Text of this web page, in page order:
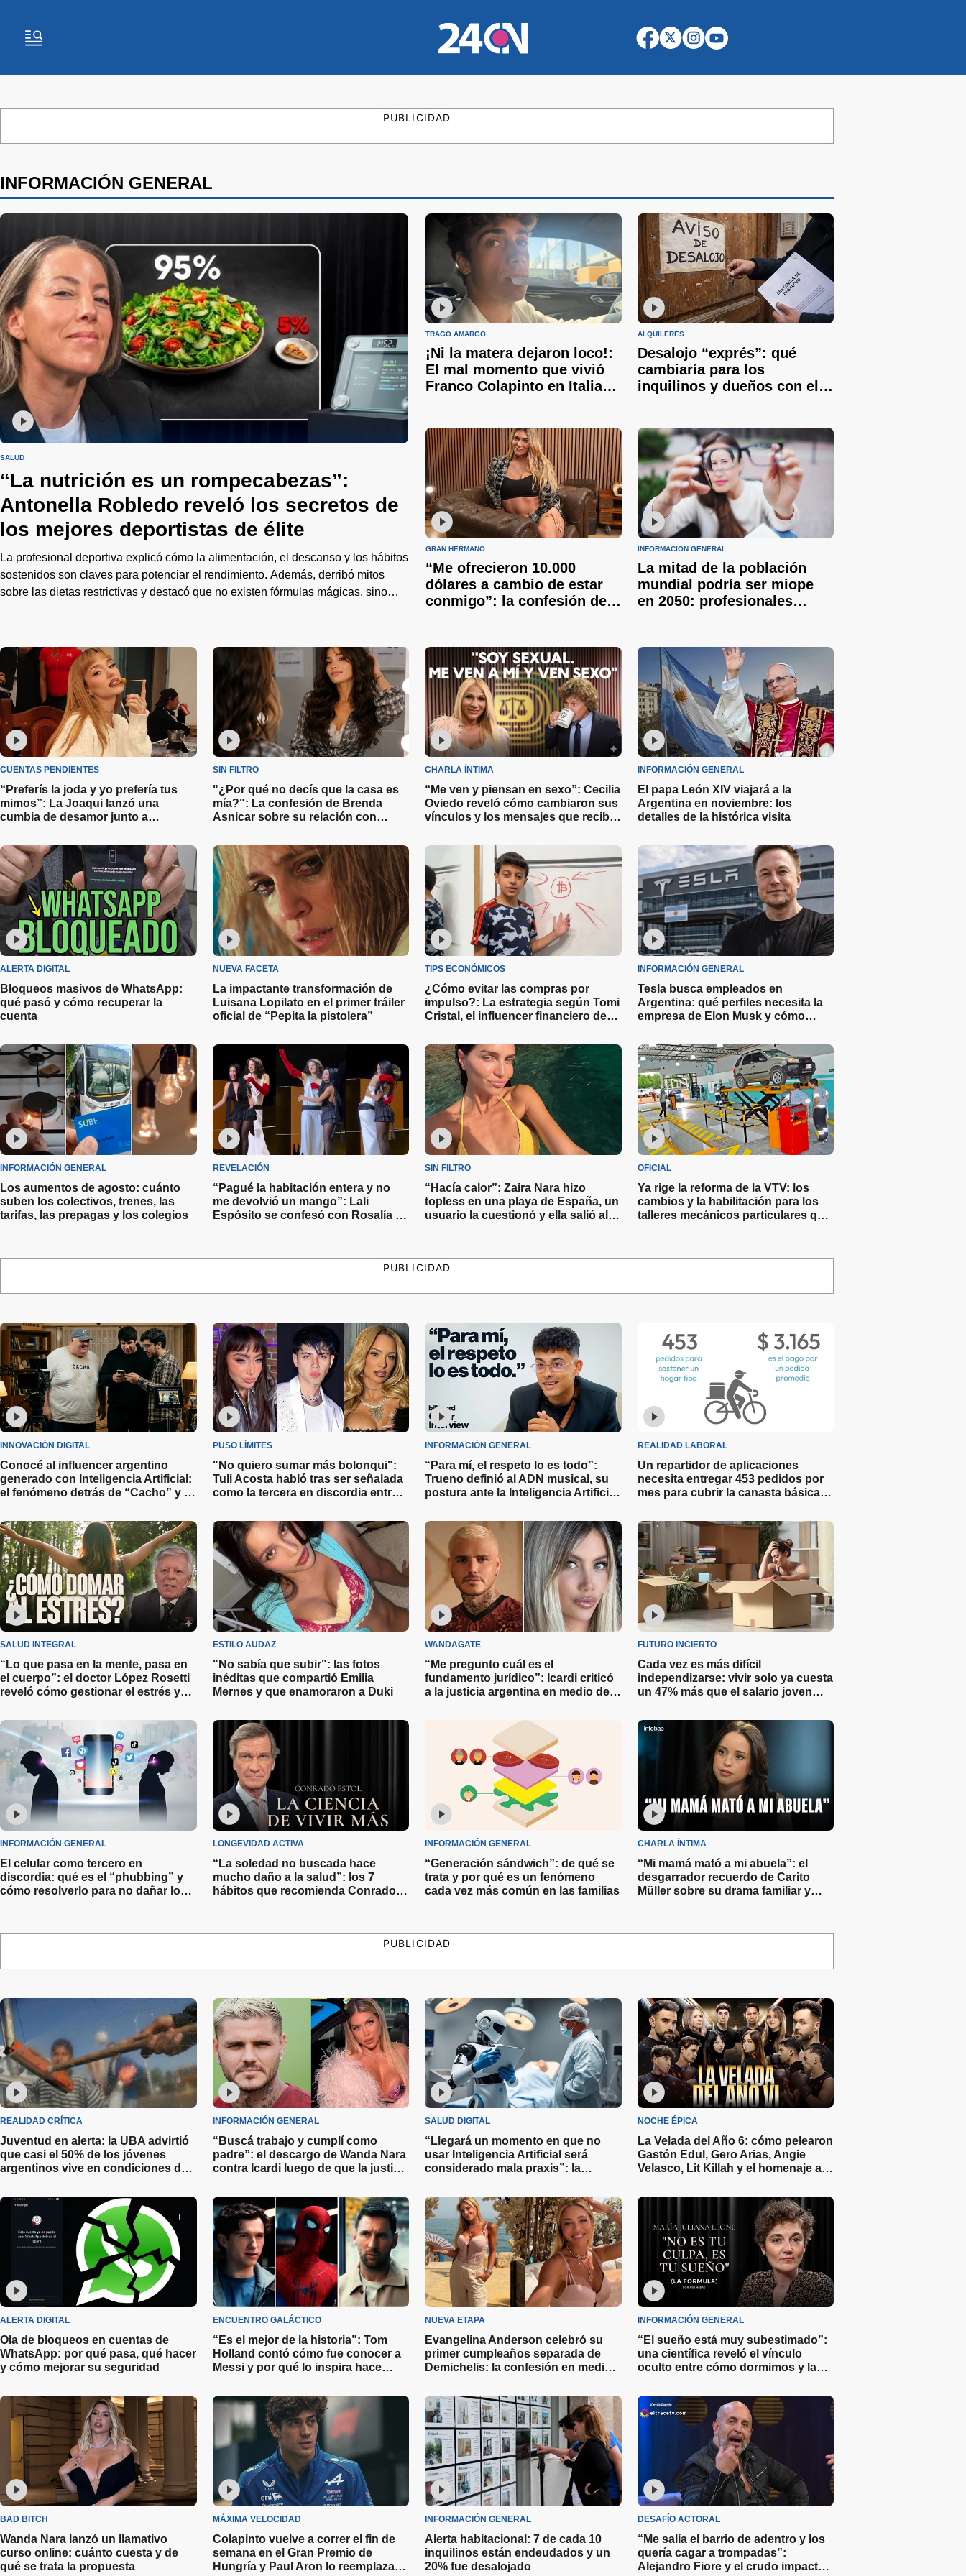
PUBLICIDAD
INFORMACIÓN GENERAL
SALUD
“La nutrición es un rompecabezas”:
Antonella Robledo reveló los secretos de
los mejores deportistas de élite
La profesional deportiva explicó cómo la alimentación, el descanso y los hábitos
sostenidos son claves para potenciar el rendimiento. Además, derribó mitos
sobre las dietas restrictivas y destacó que no existen fórmulas mágicas, sino
TRAGO AMARGO
¡Ni la matera dejaron loco!:
El mal momento que vivió
Franco Colapinto en Italia
ALQUILERES
Desalojo “exprés”: qué
cambiaría para los
inquilinos y dueños con el
GRAN HERMANO
“Me ofrecieron 10.000
dólares a cambio de estar
conmigo”: la confesión de
que el lujo
INFORMACIÓN GENERAL
La mitad de la población
mundial podría ser miope
en 2050: profesionales
CUENTAS PENDIENTES
“Preferís la joda y yo prefería tus
mimos”: La Joaqui lanzó una
cumbia de desamor junto a
a Luck Ra
SIN FILTRO
"¿Por qué no decís que la casa es
mía?": La confesión de Brenda
Asnicar sobre su relación con
CHARLA ÍNTIMA
“Me ven y piensan en sexo”: Cecilia
Oviedo reveló cómo cambiaron sus
vínculos y los mensajes que recibe
INFORMACIÓN GENERAL
El papa León XIV viajará a la
Argentina en noviembre: los
detalles de la histórica visita
ALERTA DIGITAL
Bloqueos masivos de WhatsApp:
qué pasó y cómo recuperar la
cuenta
NUEVA FACETA
La impactante transformación de
Luisana Lopilato en el primer tráiler
oficial de “Pepita la pistolera”
TIPS ECONÓMICOS
¿Cómo evitar las compras por
impulso?: La estrategia según Tomi
Cristal, el influencer financiero de
INFORMACIÓN GENERAL
Tesla busca empleados en
Argentina: qué perfiles necesita la
empresa de Elon Musk y cómo
INFORMACIÓN GENERAL
Los aumentos de agosto: cuánto
suben los colectivos, trenes, las
tarifas, las prepagas y los colegios
REVELACIÓN
“Pagué la habitación entera y no
me devolvió un mango”: Lali
Espósito se confesó con Rosalía y
SIN FILTRO
“Hacía calor”: Zaira Nara hizo
topless en una playa de España, un
usuario la cuestionó y ella salió al
OFICIAL
Ya rige la reforma de la VTV: los
cambios y la habilitación para los
talleres mecánicos particulares que
PUBLICIDAD
INNOVACIÓN DIGITAL
Conocé al influencer argentino
generado con Inteligencia Artificial:
el fenómeno detrás de “Cacho” y el
PUSO LÍMITES
"No quiero sumar más bolonqui":
Tuli Acosta habló tras ser señalada
como la tercera en discordia entre
INFORMACIÓN GENERAL
“Para mí, el respeto lo es todo”:
Trueno definió al ADN musical, su
postura ante la Inteligencia Artificial
REALIDAD LABORAL
Un repartidor de aplicaciones
necesita entregar 453 pedidos por
mes para cubrir la canasta básica y
SALUD INTEGRAL
“Lo que pasa en la mente, pasa en
el cuerpo”: el doctor López Rosetti
reveló cómo gestionar el estrés y
ESTILO AUDAZ
"No sabía que subir": las fotos
inéditas que compartió Emilia
Mernes y que enamoraron a Duki
WANDAGATE
“Me pregunto cuál es el
fundamento jurídico”: Icardi criticó
a la justicia argentina en medio de
FUTURO INCIERTO
Cada vez es más difícil
independizarse: vivir solo ya cuesta
un 47% más que el salario joven
INFORMACIÓN GENERAL
El celular como tercero en
discordia: qué es el “phubbing” y
cómo resolverlo para no dañar los
LONGEVIDAD ACTIVA
“La soledad no buscada hace
mucho daño a la salud”: los 7
hábitos que recomienda Conrado
INFORMACIÓN GENERAL
“Generación sándwich”: de qué se
trata y por qué es un fenómeno
cada vez más común en las familias
CHARLA ÍNTIMA
“Mi mamá mató a mi abuela”: el
desgarrador recuerdo de Carito
Müller sobre su drama familiar y
PUBLICIDAD
REALIDAD CRÍTICA
Juventud en alerta: la UBA advirtió
que casi el 50% de los jóvenes
argentinos vive en condiciones de
INFORMACIÓN GENERAL
“Buscá trabajo y cumplí como
padre”: el descargo de Wanda Nara
contra Icardi luego de que la justicia
millonaria
SALUD DIGITAL
“Llegará un momento en que no
usar Inteligencia Artificial será
considerado mala praxis”: la
tecnología en la medicina
NOCHE ÉPICA
La Velada del Año 6: cómo pelearon
Gastón Edul, Gero Arias, Angie
Velasco, Lit Killah y el homenaje a
ALERTA DIGITAL
Ola de bloqueos en cuentas de
WhatsApp: por qué pasa, qué hacer
y cómo mejorar su seguridad
ENCUENTRO GALÁCTICO
“Es el mejor de la historia”: Tom
Holland contó cómo fue conocer a
Messi y por qué lo inspira hace
NUEVA ETAPA
Evangelina Anderson celebró su
primer cumpleaños separada de
Demichelis: la confesión en medio
INFORMACIÓN GENERAL
“El sueño está muy subestimado”:
una científica reveló el vínculo
oculto entre cómo dormimos y la
BAD BITCH
Wanda Nara lanzó un llamativo
curso online: cuánto cuesta y de
qué se trata la propuesta
MÁXIMA VELOCIDAD
Colapinto vuelve a correr el fin de
semana en el Gran Premio de
Hungría y Paul Aron lo reemplazará
INFORMACIÓN GENERAL
Alerta habitacional: 7 de cada 10
inquilinos están endeudados y un
20% fue desalojado
DESAFÍO ACTORAL
“Me salía el barrio de adentro y los
quería cagar a trompadas”:
Alejandro Fiore y el crudo impacto